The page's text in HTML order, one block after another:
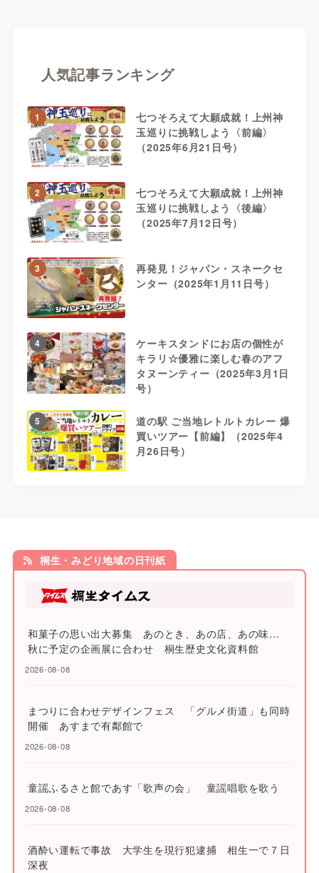
人気記事ランキング
1
七つそろえて大願成就！上州神
玉巡りに挑戦しよう〈前編〉
（2025年6月21日号）
2
七つそろえて大願成就！上州神
玉巡りに挑戦しよう〈後編〉
（2025年7月12日号）
3
再発見！ジャパン・スネークセ
ンター（2025年1月11日号）
4
ケーキスタンドにお店の個性が
キラリ☆優雅に楽しむ春のアフ
タヌーンティー（2025年3月1日
号）
5
道の駅 ご当地レトルトカレー 爆
買いツアー【前編】（2025年4
月26日号）
桐生・みどり地域の日刊紙
和菓子の思い出大募集 あのとき、あの店、あの味…
秋に予定の企画展に合わせ 桐生歴史文化資料館
2026-08-08
まつりに合わせデザインフェス 「グルメ街道」も同時
開催 あすまで有鄰館で
2026-08-08
童謡ふるさと館であす「歌声の会」 童謡唱歌を歌う
2026-08-08
酒酔い運転で事故 大学生を現行犯逮捕 相生一で７日
深夜